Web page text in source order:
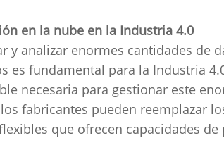
en la nube en la Industria 4.0
y analizar enormes cantidades de
es fundamental para la Industria
necesaria para gestionar este
fabricantes pueden reemplazar
que ofrecen capacidades